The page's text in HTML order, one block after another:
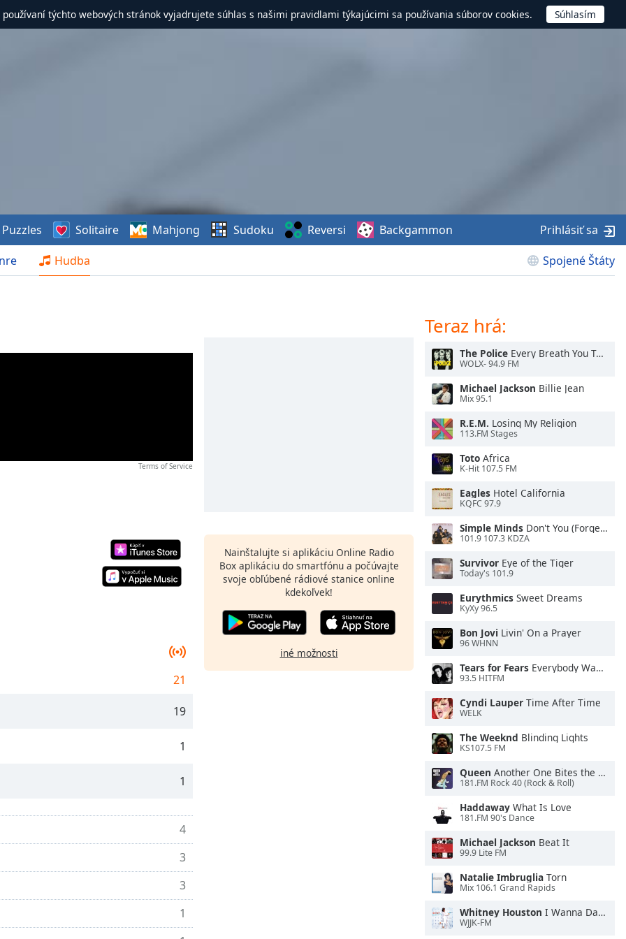
používaní týchto webových stránok vyjadrujete súhlas s našimi pravidlami týkajúcimi sa používania súborov cookies.
Hudba Spojené Štáty
Puzzles Solitaire Mahjong Sudoku Reversi Backgammon Prihlásiť sa
Terms of Service
21
19
1
1
4
3
3
1
Nainštalujte si aplikáciu Online Radio
Box aplikáciu do smartfónu a počúvajte
svoje obľúbené rádiové stanice online
kdekoľvek!
iné možnosti
Teraz hrá:
The Police Every Breath You Take
WOLX- 94.9 FM
Michael Jackson Billie Jean
Mix 95.1
R.E.M. Losing My Religion
113.FM Stages
Toto Africa
K-Hit 107.5 FM
Eagles Hotel California
KQFC 97.9
Simple Minds Don't You (Forget About Me)
101.9 107.3 KDZA
Survivor Eye of the Tiger
Today's 101.9
Eurythmics Sweet Dreams
KyXy 96.5
Bon Jovi Livin' On a Prayer
96 WHNN
Tears for Fears Everybody Wants To Rule the World
93.5 HITFM
Cyndi Lauper Time After Time
WELK
The Weeknd Blinding Lights
KS107.5 FM
Queen Another One Bites the Dust
181.FM Rock 40 (Rock & Roll)
Haddaway What Is Love
181.FM 90's Dance
Michael Jackson Beat It
99.9 Lite FM
Natalie Imbruglia Torn
Mix 106.1 Grand Rapids
Whitney Houston I Wanna Dance With Somebody
WJJK-FM